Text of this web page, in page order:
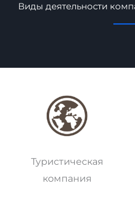
Виды деятельности
Туристическая
компания